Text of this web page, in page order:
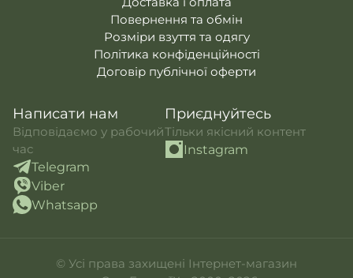
Повернення та обмін
Розміри взуття та одягу
Політика конфіденційності
Договір публічної оферти
Написати нам
Відповідаємо у рабочий
час
Telegram
Viber
Whatsapp
Приєднуйтесь
Тільки якісний контент
Instagram
© Усі права захищені Інтернет-магазин